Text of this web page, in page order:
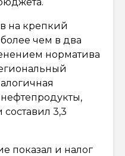
на крепкий
чем в два
норматива
составил 3,3
показал и налог